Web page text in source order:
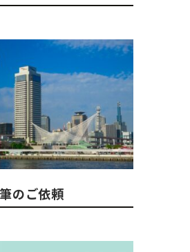
のご依頼